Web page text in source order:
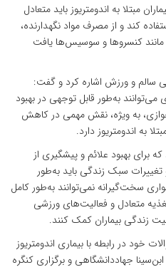
مبتلا به اندومتریوز باید متعادل
کند و از مصرف مواد نگهدارنده،
کنسروها و سوسیس‌ها یافت
سالم و ورزش اشاره کرد و گفت:
به‌طور قابل توجهی در بهبود
به ویژه، نقش مهمی در کاهش
به اندومتریوز دارد.
برای بهبود علائم و پیشگیری از
سبک زندگی باید به‌طور
سخت‌گیرانه نمی‌توانند به‌طور کامل
تغذیه متعادل و فعالیت‌های ورزشی
زندگی بیماران کمک کنند.
خود در رابطه با بیماری اندومتریوز
جهاددانشگاهی و برگزاری کنگره